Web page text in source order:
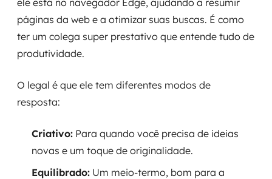
ele está no navegador Edge, ajudando a resumir
páginas da web e a otimizar suas buscas. É como
ter um colega super prestativo que entende tudo de
produtividade.
O legal é que ele tem diferentes modos de
resposta:
Criativo: Para quando você precisa de ideias
novas e um toque de originalidade.
Equilibrado: Um meio-termo, bom para a